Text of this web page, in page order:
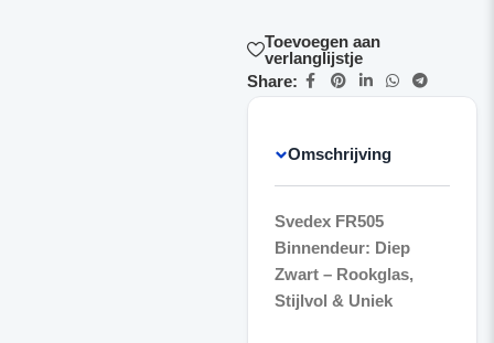
Toevoegen aan
verlanglijstje
Share:
Omschrijving
Svedex FR505
Binnendeur: Diep
Zwart – Rookglas,
Stijlvol & Uniek